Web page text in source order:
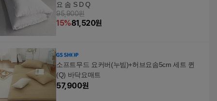
요 솜 S D Q
95,900원
15%81,520원
소프트무드 요커버(누빔)+허브요솜5cm 세트 퀸
(Q) 바닥요매트
57,900원